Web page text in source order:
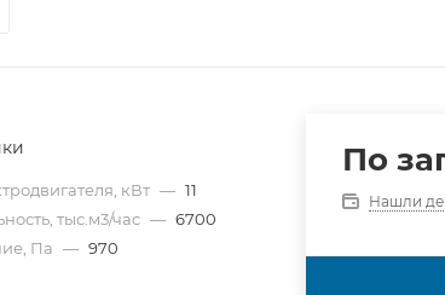
кВт — 11
тыс.м3/час — 6700
Па — 970
По
Нашли